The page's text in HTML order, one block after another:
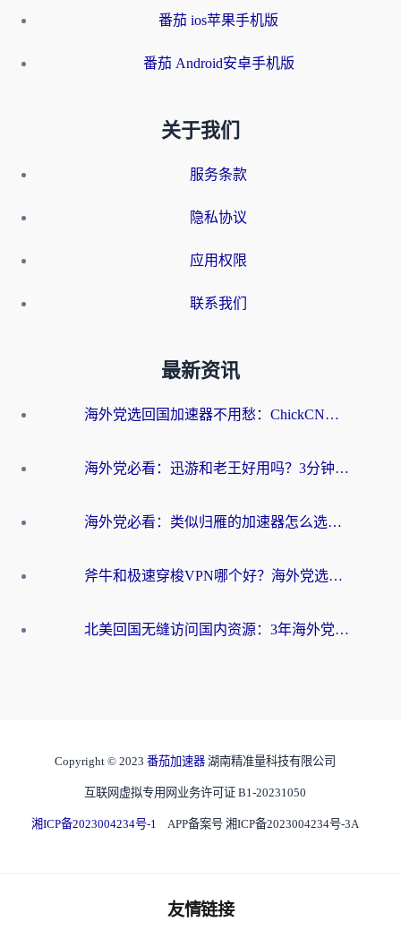
番茄 ios苹果手机版
番茄 Android安卓手机版
关于我们
服务条款
隐私协议
应用权限
联系我们
最新资讯
海外党选回国加速器不用愁：ChickCN和洞见哪个好？一篇搞定所有疑问
海外党必看：迅游和老王好用吗？3分钟选对加速国内网络的加速器
海外党必看：类似归雁的加速器怎么选？一篇搞定无缝访问国内资源
斧牛和极速穿梭VPN哪个好？海外党选回国加速器必看的真实对比与避坑指南
北美回国无缝访问国内资源：3年海外党亲测的加速器选择指南
Copyright © 2023 番茄加速器 湖南精准量科技有限公司
互联网虚拟专用网业务许可证 B1-20231050
湘ICP备2023004234号-1 APP备案号 湘ICP备2023004234号-3A
友情链接